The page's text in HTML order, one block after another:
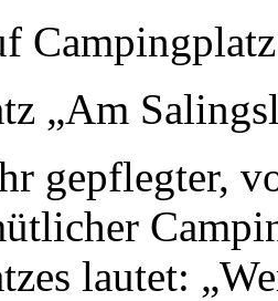
Campingplatz
„Am
gepflegter,
lautet: